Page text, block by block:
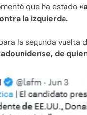
que ha estado
la izquierda.
la segunda vuelta
de